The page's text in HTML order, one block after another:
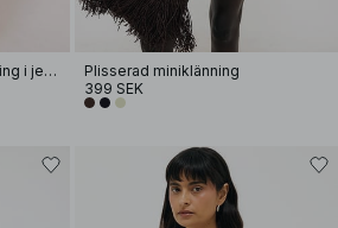
Flowy draperad maxiklänning i jersey
Plisserad miniklänning
399 SEK